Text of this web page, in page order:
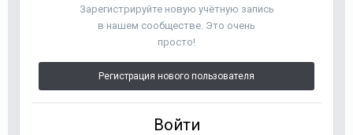
Зарегистрируйте новую учётную запись
в нашем сообществе. Это очень
просто!
Регистрация нового пользователя
Войти